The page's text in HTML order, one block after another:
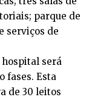
parque de
serviços de
será
fases. Esta
de 30 leitos